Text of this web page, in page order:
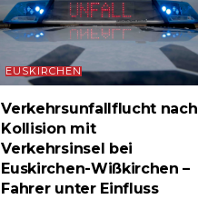
EUSKIRCHEN
Verkehrsunfallflucht nach
Kollision mit
Verkehrsinsel bei
Euskirchen-Wißkirchen –
Fahrer unter Einfluss